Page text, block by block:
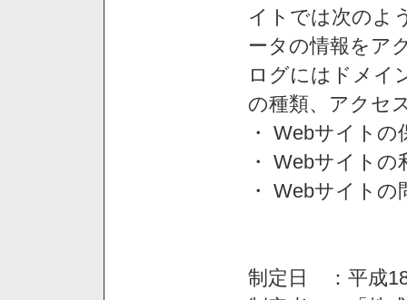
イトでは次のよ
ータの情報をア
ログにはドメイ
の種類、アクセ
・ Webサイトの
・ Webサイト
・ Webサイト
制定日 ：平成